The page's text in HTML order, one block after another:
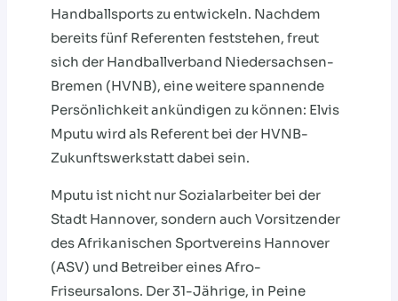
Handballsports zu entwickeln. Nachdem
bereits fünf Referenten feststehen, freut
sich der Handballverband Niedersachsen-
Bremen (HVNB), eine weitere spannende
Persönlichkeit ankündigen zu können: Elvis
Mputu wird als Referent bei der HVNB-
Zukunftswerkstatt dabei sein.
Mputu ist nicht nur Sozialarbeiter bei der
Stadt Hannover, sondern auch Vorsitzender
des Afrikanischen Sportvereins Hannover
(ASV) und Betreiber eines Afro-
Friseursalons. Der 31-Jährige, in Peine